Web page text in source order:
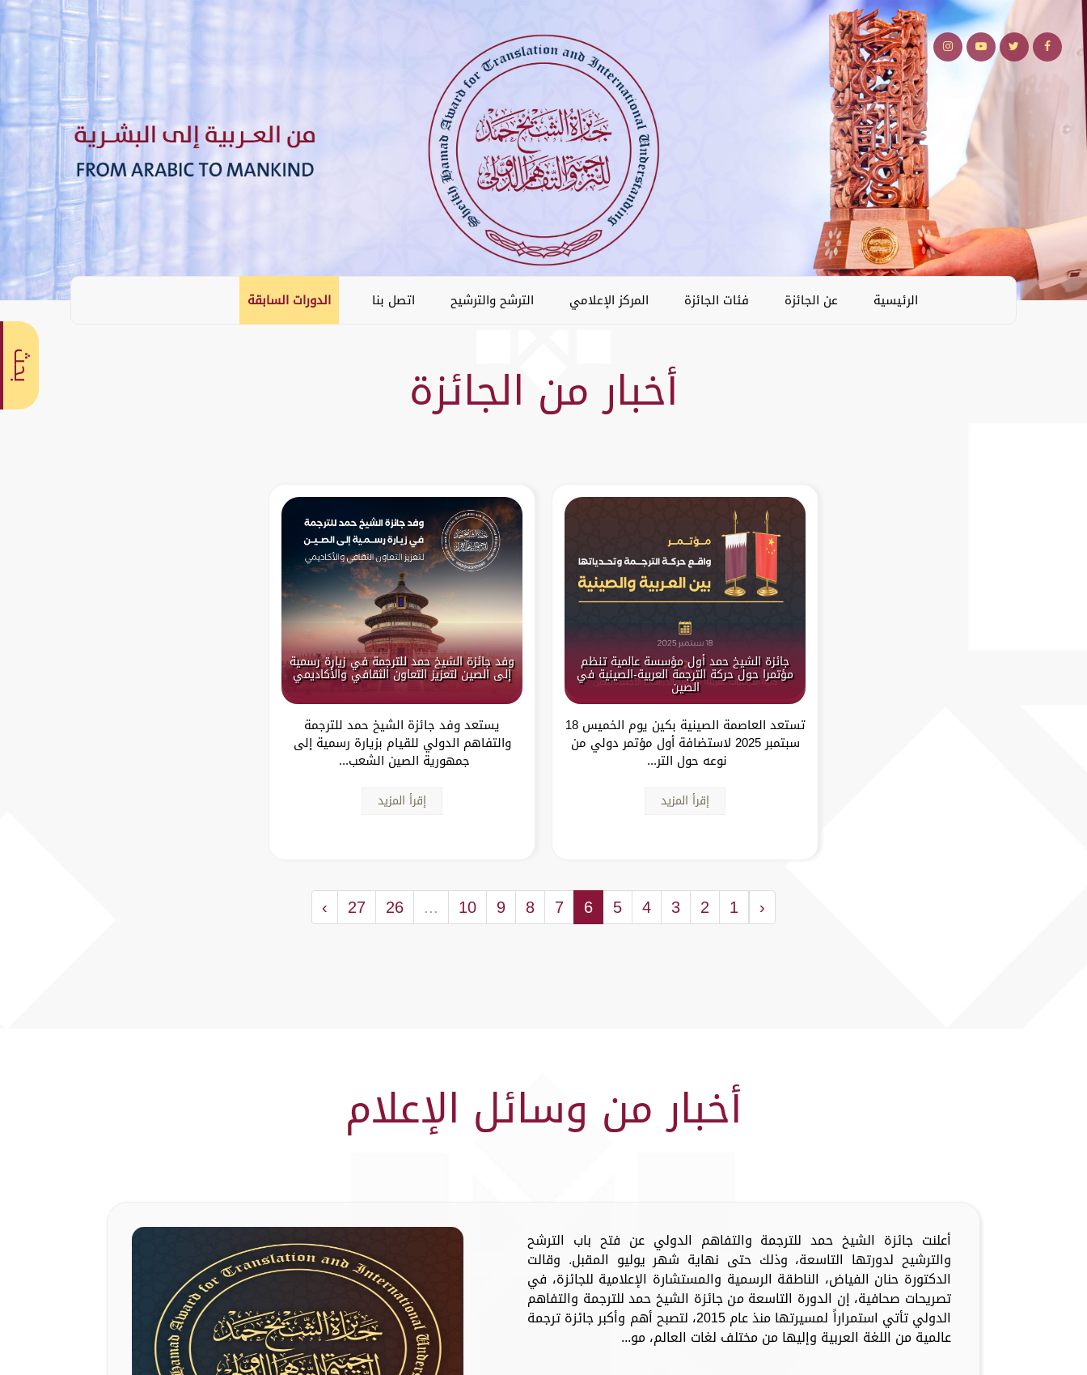
الرئيسية عن الجائزة فئات الجائزة المركز الإعلامي الترشح والترشيح اتصل بنا الدورات السابقة
أخبار من الجائزة
جائزة الشيخ حمد أول مؤسسة عالمية تنظم
مؤتمرا حول حركة الترجمة العربية-الصينية في
الصين
تستعد العاصمة الصينية بكين يوم الخميس 18
سبتمبر 2025 لاستضافة أول مؤتمر دولي من
نوعه حول التر...
إقرأ المزيد
وفد جائزة الشيخ حمد للترجمة في زيارة رسمية
إلى الصين لتعزيز التعاون الثقافي والأكاديمي
يستعد وفد جائزة الشيخ حمد للترجمة
والتفاهم الدولي للقيام بزيارة رسمية إلى
جمهورية الصين الشعب...
إقرأ المزيد
‹
1
2
3
4
5
6
7
8
9
10
...
26
27
›
أخبار من وسائل الإعلام
أعلنت جائزة الشيخ حمد للترجمة والتفاهم الدولي عن فتح باب الترشح
والترشيح لدورتها التاسعة، وذلك حتى نهاية شهر يوليو المقبل. وقالت
الدكتورة حنان الفياض، الناطقة الرسمية والمستشارة الإعلامية للجائزة، في
تصريحات صحافية، إن الدورة التاسعة من جائزة الشيخ حمد للترجمة والتفاهم
الدولي تأتي استمراراً لمسيرتها منذ عام 2015، لتصبح أهم وأكبر جائزة ترجمة
عالمية من اللغة العربية وإليها من مختلف لغات العالم، مو...
بحث